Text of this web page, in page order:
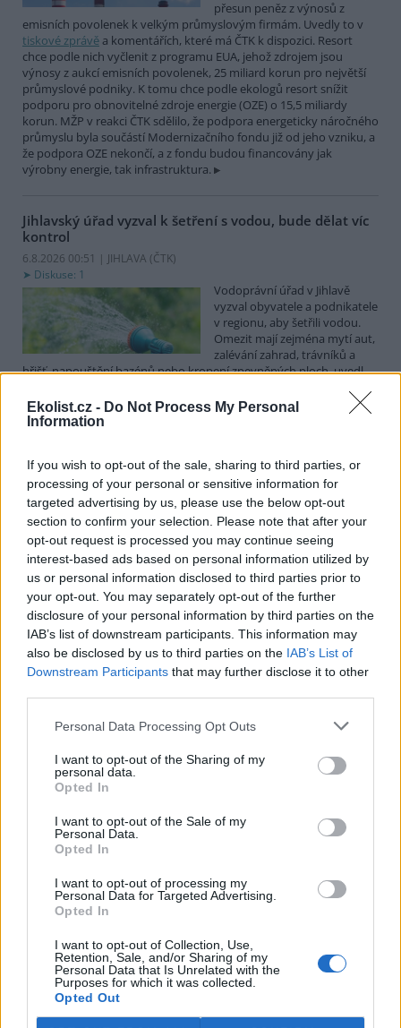
Ekolist.cz - Do Not Process My Personal
Information
If you wish to opt-out of the sale, sharing to third parties, or
processing of your personal or sensitive information for
targeted advertising by us, please use the below opt-out
section to confirm your selection. Please note that after your
opt-out request is processed you may continue seeing
interest-based ads based on personal information utilized by
us or personal information disclosed to third parties prior to
your opt-out. You may separately opt-out of the further
disclosure of your personal information by third parties on the
IAB’s list of downstream participants. This information may
also be disclosed by us to third parties on the IAB’s List of
Downstream Participants that may further disclose it to other
Personal Data Processing Opt Outs
I want to opt-out of the Sharing of my
personal data.
Opted In
I want to opt-out of the Sale of my
Personal Data.
Opted In
I want to opt-out of processing my
Personal Data for Targeted Advertising.
Opted In
I want to opt-out of Collection, Use,
Retention, Sale, and/or Sharing of my
Personal Data that Is Unrelated with the
Purposes for which it was collected.
Opted Out
přesun peněz z výnosů z
emisních povolenek k velkým průmyslovým firmám. Uvedly to v
tiskové zprávě a komentářích, které má ČTK k dispozici. Resort
chce podle nich vyčlenit z programu EUA, jehož zdrojem jsou
výnosy z aukcí emisních povolenek, 25 miliard korun pro největší
průmyslové podniky. K tomu chce podle ekologů resort snížit
podporu pro obnovitelné zdroje energie (OZE) o 15,5 miliardy
korun. MŽP v reakci ČTK sdělilo, že podpora energeticky náročného
průmyslu byla součástí Modernizačního fondu již od jeho vzniku, a
že podpora OZE nekončí, a z fondu budou financovány jak
výrobny energie, tak infrastruktura.
Jihlavský úřad vyzval k šetření s vodou, bude dělat víc
kontrol
6.8.2026 00:51 | JIHLAVA (ČTK)
Diskuse: 1
Vodoprávní úřad v Jihlavě
vyzval obyvatele a podnikatele
v regionu, aby šetřili vodou.
Omezit mají zejména mytí aut,
zalévání zahrad, trávníků a
hřišť, napouštění bazénů nebo kropení zpevněných ploch, uvedl
kontrolovat povolené odběry. Výzva k šetření vodou platí pro
všechny obce spadající pod Jihlavu jako obec s rozšířenou
Celníci odhalili gang překupníků papoušků, zajistili
stovku ptáků
5.8.2026 20:13 (ČTK)
Celníci odhalili gang
překupníků chráněných druhů
papoušků působící v několika
krajích a zajistili asi stovku
ptáků. S odchytem a
zajištěním zvířat celníkům pomohly zoo v Praze, Zlíně a Ostravě. V
ostravské zahradě také papoušci nalezli dočasné útočiště. V
tiskové zprávě nawebucelníků to oznámila mluvčí Celní správy ČR
Martina Kaňková. Případem se zabývá policie.
Island vyhostí aktivisty bojující proti lovu velryb,
pronásledovali velrybáře
5.8.2026 19:54 (ČTK)
Islandské úřady nařídily
poté, co minulý týden
pobřežní stráž s policií zabavily
jejich loď, která pronásledovala velrybářské plavidlo. Pasažéři lodi
Watsona jsou od té doby zadržováni v Reykjavíku. Sám Watson na
palubě nebyl. Píše o tom agentura AFP s odvoláním na islandskou
Záchranná stanice v Praze přijímá kvůli vedrům více
volně žijících zvířat
5.8.2026 17:40 | PRAHA (
Kvůli vysokým letním